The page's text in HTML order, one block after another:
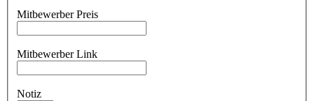
Mitbewerber Preis
Mitbewerber Link
Notiz